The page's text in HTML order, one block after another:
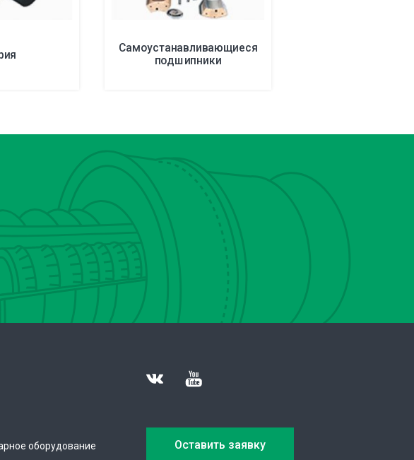
Самоустанавливающиеся
подшипники
оборудование
Оставить заявку